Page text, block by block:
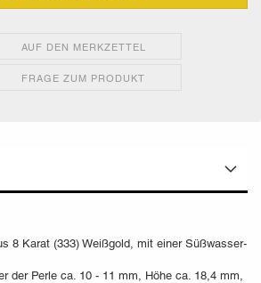
AUF DEN MERKZETTEL
FRAGE ZUM PRODUKT
8 Karat (333) Weißgold, mit einer Süßwasser-
der Perle ca. 10 - 11 mm, Höhe ca. 18,4 mm,